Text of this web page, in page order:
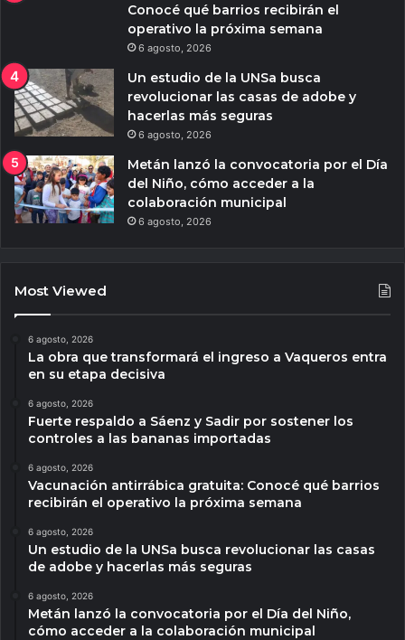
Conocé qué barrios recibirán el
operativo la próxima semana
6 agosto, 2026
Un estudio de la UNSa busca
revolucionar las casas de adobe y
hacerlas más seguras
6 agosto, 2026
Metán lanzó la convocatoria por el Día
del Niño, cómo acceder a la
colaboración municipal
6 agosto, 2026
Most Viewed
6 agosto, 2026
La obra que transformará el ingreso a Vaqueros entra
en su etapa decisiva
6 agosto, 2026
Fuerte respaldo a Sáenz y Sadir por sostener los
controles a las bananas importadas
6 agosto, 2026
Vacunación antirrábica gratuita: Conocé qué barrios
recibirán el operativo la próxima semana
6 agosto, 2026
Un estudio de la UNSa busca revolucionar las casas
de adobe y hacerlas más seguras
6 agosto, 2026
Metán lanzó la convocatoria por el Día del Niño,
cómo acceder a la colaboración municipal